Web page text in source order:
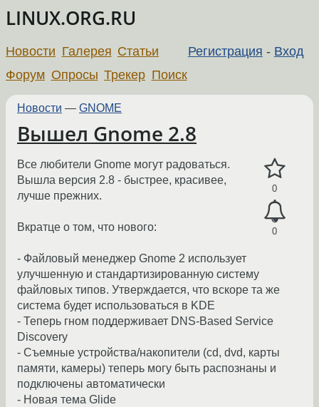
LINUX.ORG.RU
Регистрация - Вход
Новости Галерея Статьи
Форум Опросы Трекер Поиск
Новости — GNOME
Вышел Gnome 2.8
0
0
Все любители Gnome могут радоваться.
Вышла версия 2.8 - быстрее, красивее,
лучше прежних.
Вкратце о том, что нового:
- Файловый менеджер Gnome 2 использует
улучшенную и стандартизированную систему
файловых типов. Утверждается, что вскоре та же
система будет использоваться в KDE
- Теперь гном поддерживает DNS-Based Service
Discovery
- Съемные устройства/накопители (cd, dvd, карты
памяти, камеры) теперь могу быть распознаны и
подключены автоматически
- Новая тема Glide